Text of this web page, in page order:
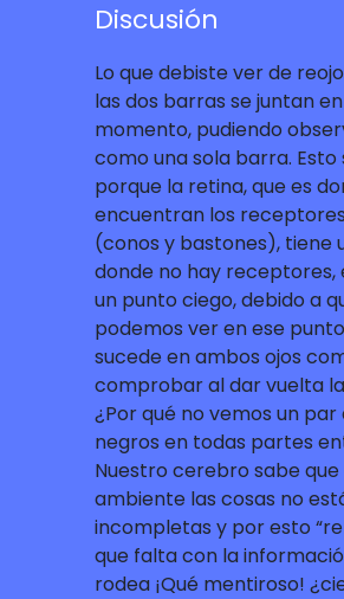
Discusión
Lo que debiste ver de
las dos barras se juntan
momento, pudiendo
como una sola barra. Esto
porque la retina, que es
encuentran los
(conos y bastones), tiene
donde no hay receptores,
un punto ciego, debido a
podemos ver en ese
sucede en ambos ojos
comprobar al dar vuelta
¿Por qué no vemos un
negros en todas partes
Nuestro cerebro sabe que
ambiente las cosas no
incompletas y por esto
que falta con la
rodea ¡Qué mentiroso!